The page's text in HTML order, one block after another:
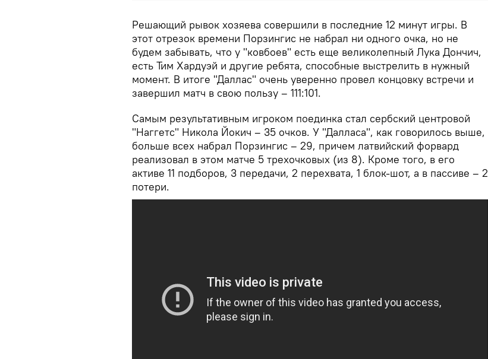
Решающий рывок хозяева совершили в последние 12 минут игры. В
этот отрезок времени Порзингис не набрал ни одного очка, но не
будем забывать, что у "ковбоев" есть еще великолепный Лука Дончич,
есть Тим Хардуэй и другие ребята, способные выстрелить в нужный
момент. В итоге "Даллас" очень уверенно провел концовку встречи и
завершил матч в свою пользу – 111:101.
Самым результативным игроком поединка стал сербский центровой
"Наггетс" Никола Йокич – 35 очков. У "Далласа", как говорилось выше,
больше всех набрал Порзингис – 29, причем латвийский форвард
реализовал в этом матче 5 трехочковых (из 8). Кроме того, в его
активе 11 подборов, 3 передачи, 2 перехвата, 1 блок-шот, а в пассиве – 2
потери.